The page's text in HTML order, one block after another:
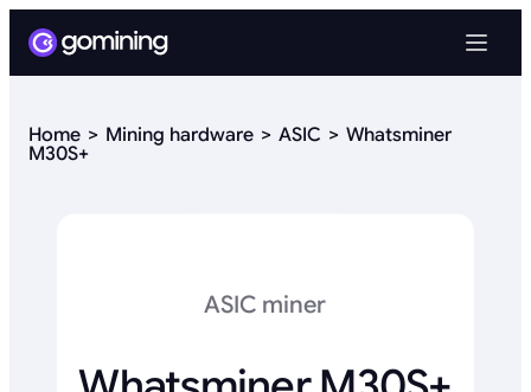
Home Mining hardware ASIC
Whatsminer
M30S+
ASIC miner